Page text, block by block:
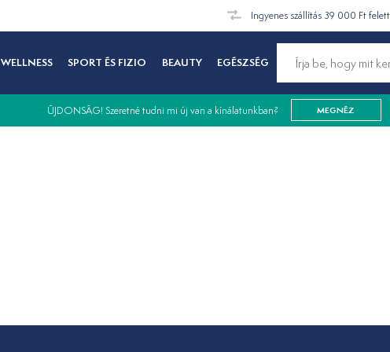
Ingyenes szállítás 39 000 Ft felett
WELLNESS SPORT ÉS FIZIO BEAUTY EGÉSZSÉG
ÚJDONSÁG! Szeretné tudni mi új van a kínálatunkban? MEGNÉZ